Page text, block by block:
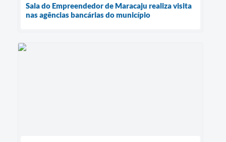
Sala do Empreendedor de Maracaju realiza visita
nas agências bancárias do município